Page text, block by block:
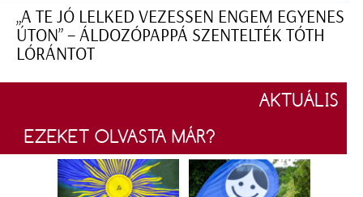
„A TE JÓ LELKED VEZESSEN ENGEM EGYENES
ÚTON” – ÁLDOZÓPAPPÁ SZENTELTÉK TÓTH
LÓRÁNTOT
AKTUÁLIS
EZEKET OLVASTA MÁR?